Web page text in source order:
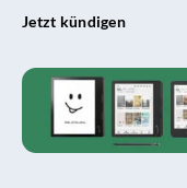
Jetzt kündigen